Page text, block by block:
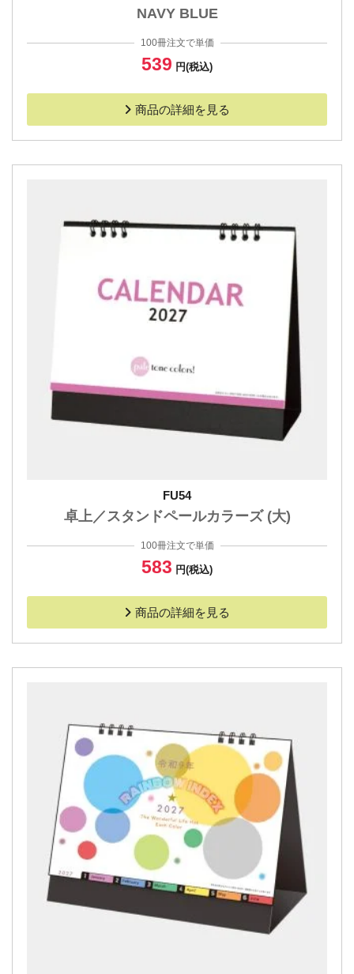
NAVY BLUE
100冊注文で単価
539 円(税込)
商品の詳細を見る
FU54
卓上／スタンドペールカラーズ (大)
100冊注文で単価
583 円(税込)
商品の詳細を見る